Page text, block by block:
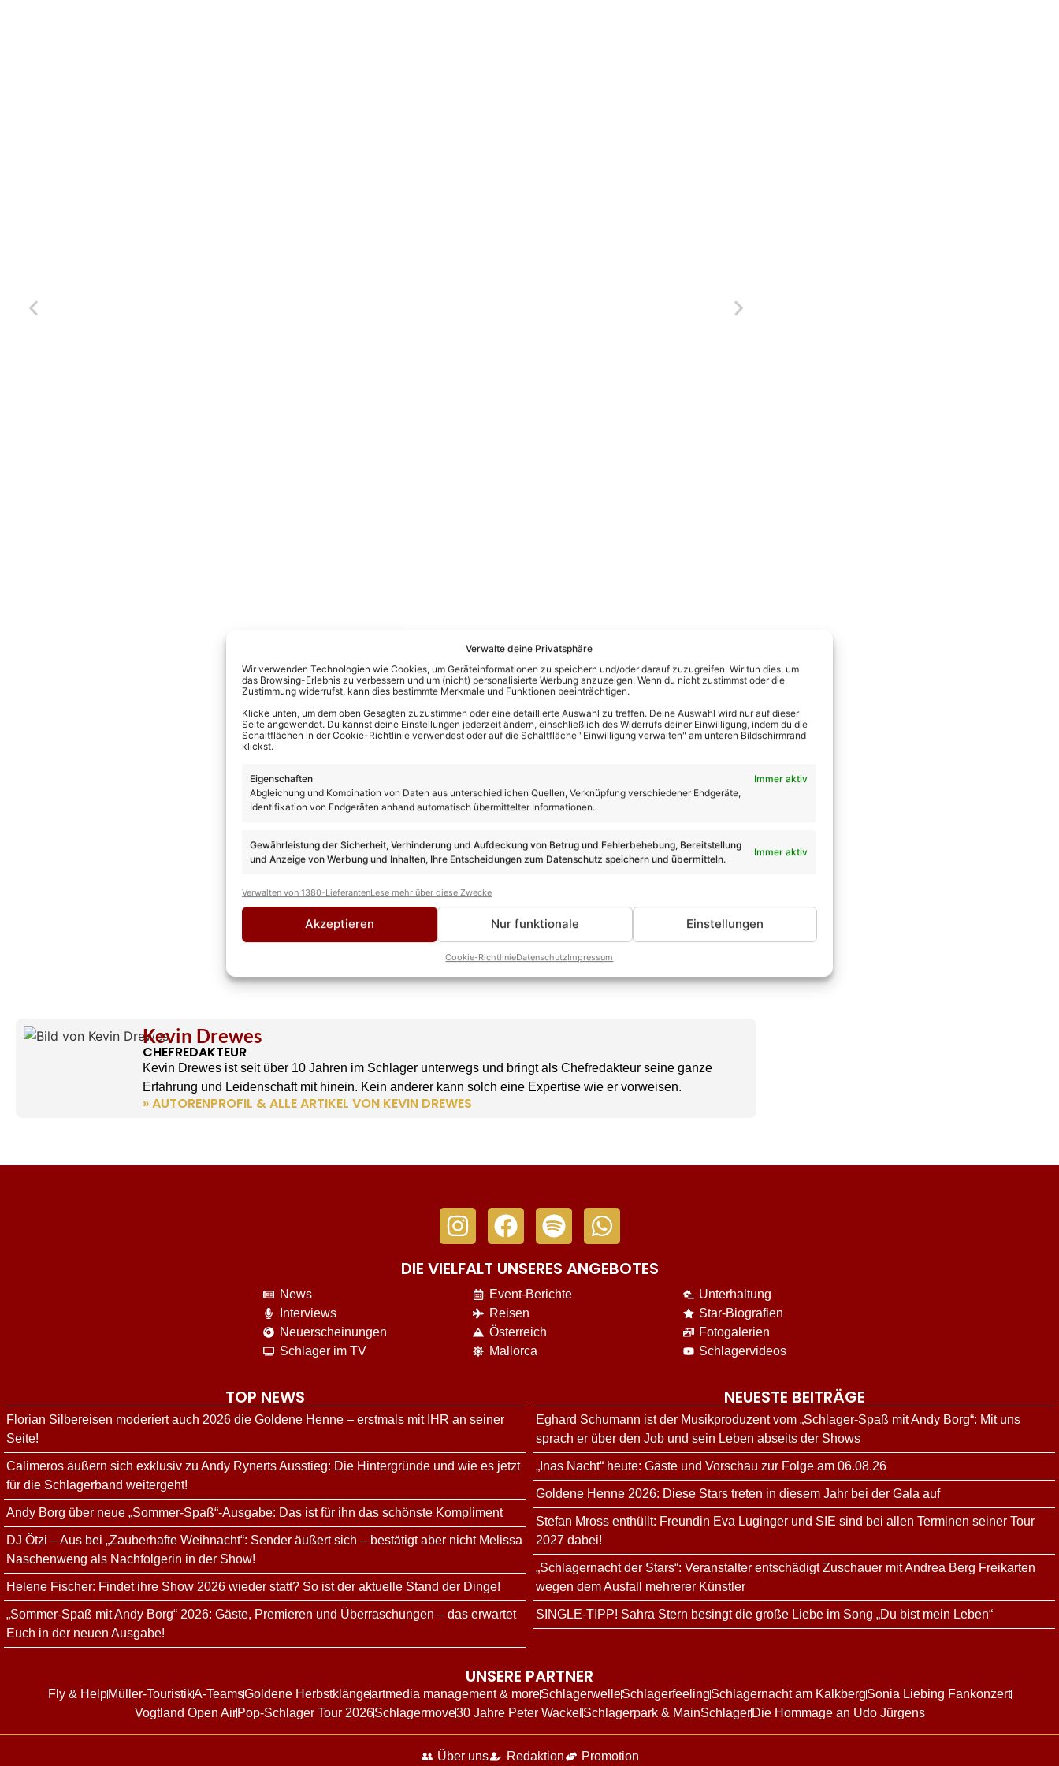
Verwalte deine Privatsphäre
Wir verwenden Technologien wie Cookies, um Geräteinformationen zu speichern und/oder darauf zuzugreifen. Wir tun dies, um
das Browsing-Erlebnis zu verbessern und um (nicht) personalisierte Werbung anzuzeigen. Wenn du nicht zustimmst oder die
Zustimmung widerrufst, kann dies bestimmte Merkmale und Funktionen beeinträchtigen.
Klicke unten, um dem oben Gesagten zuzustimmen oder eine detaillierte Auswahl zu treffen. Deine Auswahl wird nur auf dieser
Seite angewendet. Du kannst deine Einstellungen jederzeit ändern, einschließlich des Widerrufs deiner Einwilligung, indem du die
Schaltflächen in der Cookie-Richtlinie verwendest oder auf die Schaltfläche "Einwilligung verwalten" am unteren Bildschirmrand
klickst.
Eigenschaften
Immer aktiv
Abgleichung und Kombination von Daten aus unterschiedlichen Quellen, Verknüpfung verschiedener Endgeräte,
Identifikation von Endgeräten anhand automatisch übermittelter Informationen.
Gewährleistung der Sicherheit, Verhinderung und Aufdeckung von Betrug und Fehlerbehebung, Bereitstellung
und Anzeige von Werbung und Inhalten, Ihre Entscheidungen zum Datenschutz speichern und übermitteln.
Immer aktiv
Verwalten von 1380-LieferantenLese mehr über diese Zwecke
Akzeptieren Nur funktionale Einstellungen
Cookie-RichtlinieDatenschutzImpressum
© ZDF/Sascha Baumann
Kevin Drewes
CHEFREDAKTEUR
Kevin Drewes ist seit über 10 Jahren im Schlager unterwegs und bringt als Chefredakteur seine ganze
Erfahrung und Leidenschaft mit hinein. Kein anderer kann solch eine Expertise wie er vorweisen.
» AUTORENPROFIL & ALLE ARTIKEL VON KEVIN DREWES
DIE VIELFALT UNSERES ANGEBOTES
News
Interviews
Neuerscheinungen
Schlager im TV
Event-Berichte
Reisen
Österreich
Mallorca
Unterhaltung
Star-Biografien
Fotogalerien
Schlagervideos
TOP NEWS
Florian Silbereisen moderiert auch 2026 die Goldene Henne – erstmals mit IHR an seiner
Seite!
Calimeros äußern sich exklusiv zu Andy Rynerts Ausstieg: Die Hintergründe und wie es jetzt
für die Schlagerband weitergeht!
Andy Borg über neue „Sommer-Spaß“-Ausgabe: Das ist für ihn das schönste Kompliment
DJ Ötzi – Aus bei „Zauberhafte Weihnacht“: Sender äußert sich – bestätigt aber nicht Melissa
Naschenweng als Nachfolgerin in der Show!
Helene Fischer: Findet ihre Show 2026 wieder statt? So ist der aktuelle Stand der Dinge!
„Sommer-Spaß mit Andy Borg“ 2026: Gäste, Premieren und Überraschungen – das erwartet
Euch in der neuen Ausgabe!
NEUESTE BEITRÄGE
Eghard Schumann ist der Musikproduzent vom „Schlager-Spaß mit Andy Borg“: Mit uns
sprach er über den Job und sein Leben abseits der Shows
„Inas Nacht“ heute: Gäste und Vorschau zur Folge am 06.08.26
Goldene Henne 2026: Diese Stars treten in diesem Jahr bei der Gala auf
Stefan Mross enthüllt: Freundin Eva Luginger und SIE sind bei allen Terminen seiner Tour
2027 dabei!
„Schlagernacht der Stars“: Veranstalter entschädigt Zuschauer mit Andrea Berg Freikarten
wegen dem Ausfall mehrerer Künstler
SINGLE-TIPP! Sahra Stern besingt die große Liebe im Song „Du bist mein Leben“
UNSERE PARTNER
Fly & Help Müller-TouristikA-TeamsGoldene Herbstklängeartmedia management & moreSchlagerwelleSchlagerfeelingSchlagernacht am KalkbergSonia Liebing Fankonzert
Vogtland Open Air Pop-Schlager Tour 2026Schlagermove30 Jahre Peter Wackel Schlagerpark & MainSchlager Die Hommage an Udo Jürgens
Über uns Redaktion Promotion